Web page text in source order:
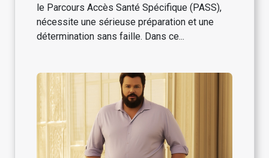
le Parcours Accès Santé Spécifique (PASS),
nécessite une sérieuse préparation et une
détermination sans faille. Dans ce...